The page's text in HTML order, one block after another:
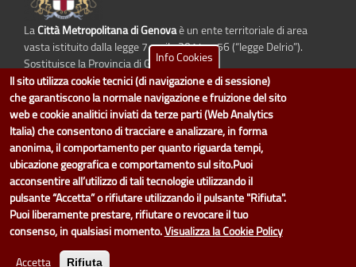
LaCittà Metropolitana di Genovaè un ente territoriale di area
vasta istituito dalla legge 7 aprile 2014 n. 56 (“legge Delrio”).
Sostituisce la Provincia di Genova.
dati.cittametropolitana.genova.itè il progetto "Open Data" della
Metropolitana di Genova.
Il design e la gestione sono a cura del Servizio Sistemi Informativi. Ogni
Direzione è responsabile per la parte di "dati" e "dataset".
accedi (area riservata)|contatti|privacy| Statistiche
Info Cookies
Il sito utilizza cookie tecnici (di navigazione e di sessione)
che garantiscono la normale navigazione e fruizione del sito
web e cookie analitici inviati da terze parti (Web Analytics
Italia) che consentono di tracciare e analizzare, in forma
anonima, il comportamento per quanto riguarda tempi,
ubicazione geografica e comportamento sul sito.Puoi
acconsentire all’utilizzo di tali tecnologie utilizzando il
pulsante “Accetta” o rifiutare utilizzando il pulsante "Rifiuta".
Puoi liberamente prestare, rifiutare o revocare il tuo
consenso, in qualsiasi momento.Visualizza la Cookie Policy
Accetta Rifiuta